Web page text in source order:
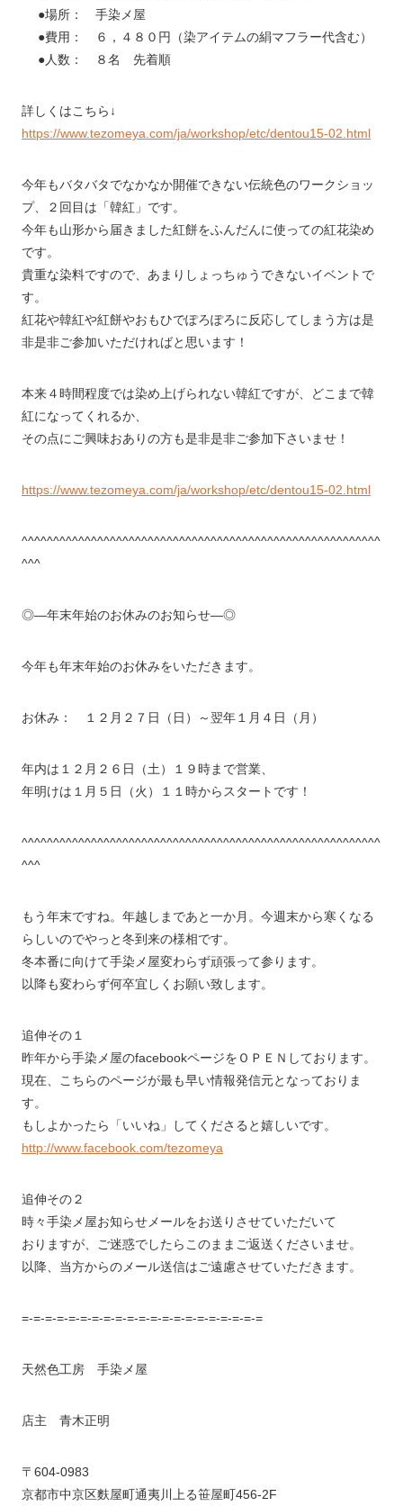
●場所： 手染メ屋
●費用： ６，４８０円（染アイテムの絹マフラー代含む）
●人数： ８名 先着順
詳しくはこちら↓
https://www.tezomeya.com/ja/workshop/etc/dentou15-02.html
今年もバタバタでなかなか開催できない伝統色のワークショッ
プ、２回目は「韓紅」です。
今年も山形から届きました紅餅をふんだんに使っての紅花染め
です。
貴重な染料ですので、あまりしょっちゅうできないイベントで
す。
紅花や韓紅や紅餅やおもひでぽろぽろに反応してしまう方は是
非是非ご参加いただければと思います！
本来４時間程度では染め上げられない韓紅ですが、どこまで韓
紅になってくれるか、
その点にご興味おありの方も是非是非ご参加下さいませ！
https://www.tezomeya.com/ja/workshop/etc/dentou15-02.html
^^^^^^^^^^^^^^^^^^^^^^^^^^^^^^^^^^^^^^^^^^^^^^^^^^^^^^^^^
^^^
◎―年末年始のお休みのお知らせ―◎
今年も年末年始のお休みをいただきます。
お休み： １２月２７日（日）～翌年１月４日（月）
年内は１２月２６日（土）１９時まで営業、
年明けは１月５日（火）１１時からスタートです！
^^^^^^^^^^^^^^^^^^^^^^^^^^^^^^^^^^^^^^^^^^^^^^^^^^^^^^^^^
^^^
もう年末ですね。年越しまであと一か月。今週末から寒くなる
らしいのでやっと冬到来の様相です。
冬本番に向けて手染メ屋変わらず頑張って参ります。
以降も変わらず何卒宜しくお願い致します。
追伸その１
昨年から手染メ屋のfacebookページをＯＰＥＮしております。
現在、こちらのページが最も早い情報発信元となっておりま
す。
もしよかったら「いいね」してくださると嬉しいです。
http://www.facebook.com/tezomeya
追伸その２
時々手染メ屋お知らせメールをお送りさせていただいて
おりますが、ご迷惑でしたらこのままご返送くださいませ。
以降、当方からのメール送信はご遠慮させていただきます。
=-=-=-=-=-=-=-=-=-=-=-=-=-=-=-=-=-=-=-=-=
天然色工房 手染メ屋
店主 青木正明
〒604-0983
京都市中京区麩屋町通夷川上る笹屋町456-2F